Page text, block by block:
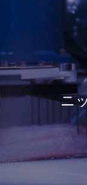
ニ